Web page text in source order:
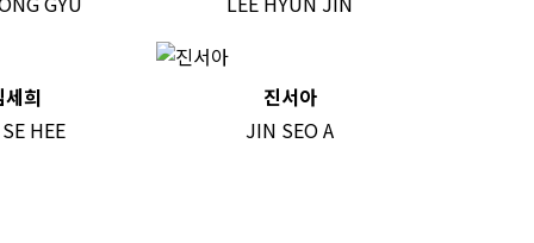
세희
HEE
진서아
JIN SEO A